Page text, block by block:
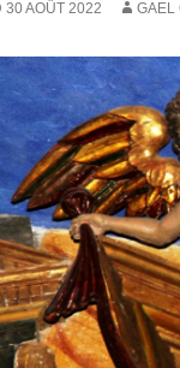
30 AOÛT 2022 GAEL